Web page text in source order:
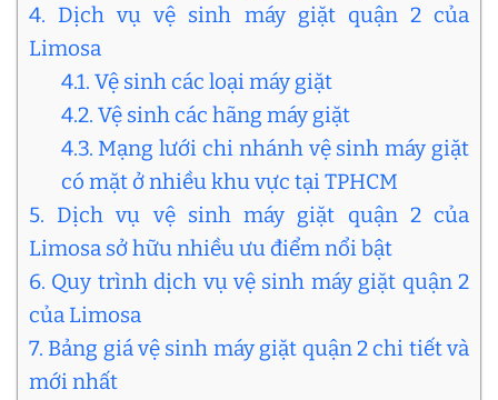
4. Dịch vụ vệ sinh máy giặt quận 2 của
Limosa
4.1. Vệ sinh các loại máy giặt
4.2. Vệ sinh các hãng máy giặt
4.3. Mạng lưới chi nhánh vệ sinh máy giặt
có mặt ở nhiều khu vực tại TPHCM
5. Dịch vụ vệ sinh máy giặt quận 2 của
Limosa sở hữu nhiều ưu điểm nổi bật
6. Quy trình dịch vụ vệ sinh máy giặt quận 2
của Limosa
7. Bảng giá vệ sinh máy giặt quận 2 chi tiết và
mới nhất